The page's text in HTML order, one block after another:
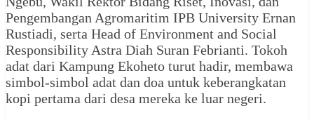
Pengembangan Agromaritim IPB University Ernan
Rustiadi, serta Head of Environment and Social
Responsibility Astra Diah Suran Febrianti. Tokoh
adat dari Kampung Ekoheto turut hadir, membawa
simbol-simbol adat dan doa untuk keberangkatan
kopi pertama dari desa mereka ke luar negeri.